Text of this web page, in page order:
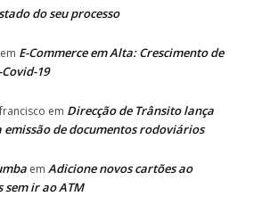
do seu processo
E-Commerce em Alta: Crescimento de
19
em Direcção de Trânsito lança
de documentos rodoviários
em Adicione novos cartões ao
sem ir ao ATM